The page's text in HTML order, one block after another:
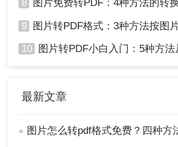
8 图片免费转PDF：4种方法的转换速度和
9 图片转PDF格式：3种方法按图片来源（手
10 图片转PDF小白入门：5种方法从最简单
最新文章
● 图片怎么转pdf格式免费？四种方法对比与实操